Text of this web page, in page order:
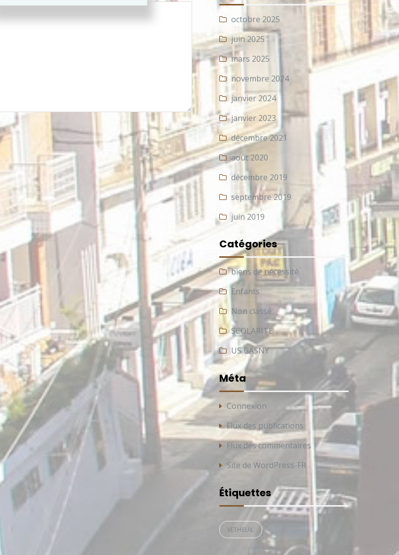
octobre 2025
juin 2025
mars 2025
novembre 2024
janvier 2024
janvier 2023
décembre 2021
août 2020
décembre 2019
septembre 2019
juin 2019
Catégories
biens de nécessité
Enfants
Non classé
SCOLARITE
US GASNY
Méta
Connexion
Flux des publications
Flux des commentaires
Site de WordPress-FR
Étiquettes
VETHEUIL